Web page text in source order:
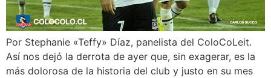
Por Stephanie «Teffy» Díaz, panelista del ColoCoLeit.
Así nos dejó la derrota de ayer que, sin exagerar, es la
más dolorosa de la historia del club y justo en su mes